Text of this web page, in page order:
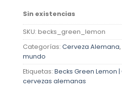
de clientes
Sin existencias
SKU: becks_green_lemon
Categorías: Cerveza Alemana,
mundo
Etiquetas: Becks Green Lemon
cervezas alemanas